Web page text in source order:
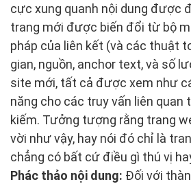
cực xung quanh nội dung được
trang mới được biến đổi từ bộ
pháp của liên kết (và các thuật
gian, nguồn, anchor text, và số
site mới, tất cả được xem như
năng cho các truy vấn liên quan
kiếm. Tưởng tượng rằng trang
vời như vậy, hay nói đó chỉ là
chẳng có bất cứ điều gì thú vị
Phác thảo nội dung: Đối với